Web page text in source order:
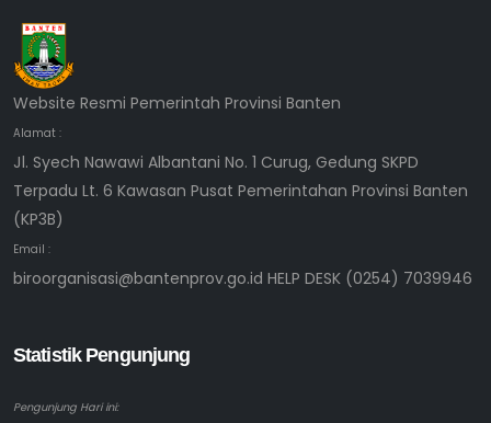
Website Resmi Pemerintah Provinsi Banten
Alamat :
Jl. Syech Nawawi Albantani No. 1 Curug, Gedung SKPD
Terpadu Lt. 6 Kawasan Pusat Pemerintahan Provinsi Banten
(KP3B)
Email :
biroorganisasi@bantenprov.go.id HELP DESK (0254) 7039946
Statistik Pengunjung
Pengunjung Hari ini: